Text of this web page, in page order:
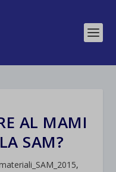
AL MAMI
SAM?
,